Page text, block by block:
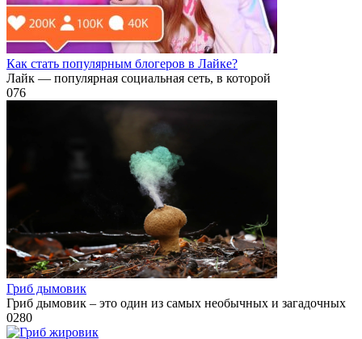
Как стать популярным блогеров в Лайке?
Лайк — популярная социальная сеть, в которой
076
Гриб дымовик
Гриб дымовик – это один из самых необычных и загадочных
0280